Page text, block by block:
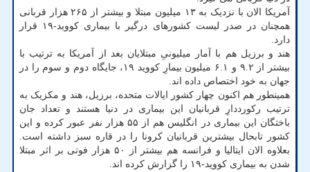
آمریکا الان با نزدیک به ۱۳ میلیون مبتلا و بیشتر از ۲۶۵ هزار قربانی
همچنان در صدر لیست کشورهای درگیر با بیماری کووید-۱۹ قرار
دارد.
هند و برزیل هم با آمار میلیونیِ مبتلایان بعد از آمریکا به ترتیب با
بیشتر از ۹.۲ و ۶.۱ میلیون بیمارِ کووید ۱۹، جایگاه دوم و سوم را در
جهان به خود اختصاص داده اند.
همینطور هم اکنون چهار کشور ایالات متحده، برزیل، هند و مکزیک به
ترتیب رکورددارِ قربانیان این بیماری در دنیا هستند و تعداد جان
باختگان این بیماری در انگلیس هم از ۵۵ هزار نفر عبور کرده و این
کشور تابحال بیشترین قربانیان کرونا را در قاره سبز داشته است.
بعلاوه الان ایتالیا و فرانسه هم بیشتر از ۵۰ هزار فوتی بر اثر مبتلا
شدن به بیماری کووید-۱۹ را گزارش کرده اند.